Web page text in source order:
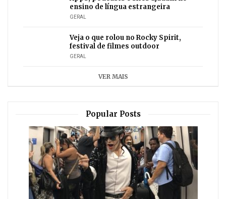
ensino de língua estrangeira
GERAL
Veja o que rolou no Rocky Spirit,
festival de filmes outdoor
GERAL
VER MAIS
Popular Posts